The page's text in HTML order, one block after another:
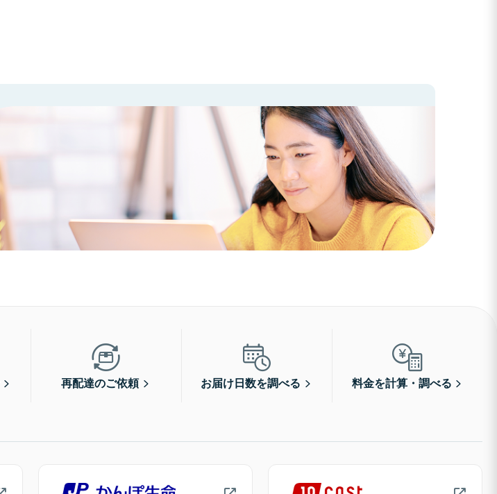
再配達のご依頼 お届け日数を調べる 料金を計算・調べる